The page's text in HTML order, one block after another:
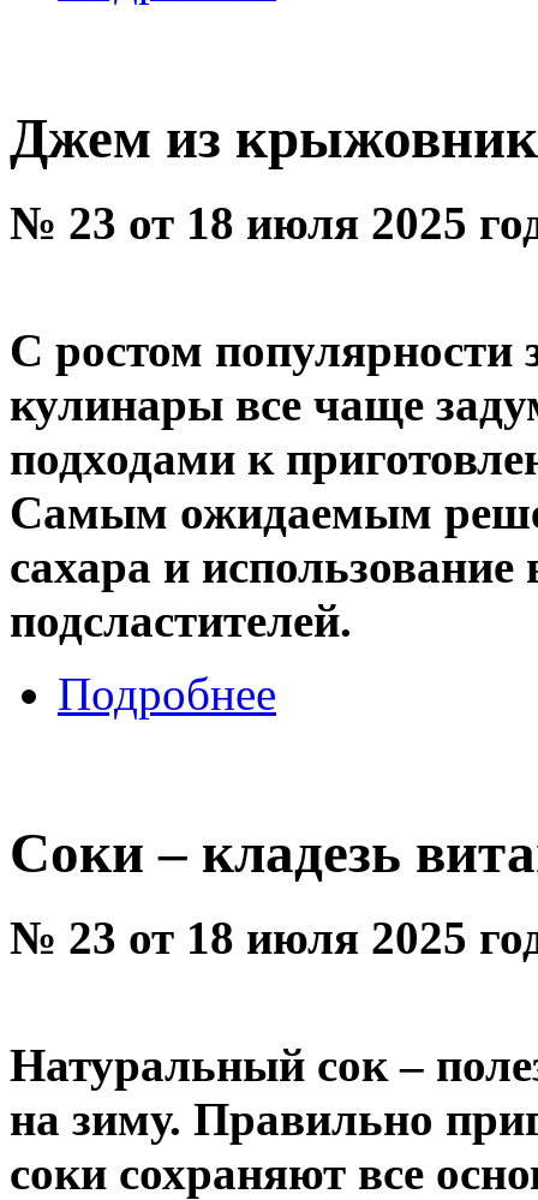
Джем из
№ 23 от 18 июля 2025
С ростом популярности
кулинары все чаще
подходами к
Самым ожидаемым
сахара и
подсластителей.
Подробнее
Соки – кладезь
№ 23 от 18 июля 2025
Натуральный сок –
на зиму. Правильно
соки сохраняют все